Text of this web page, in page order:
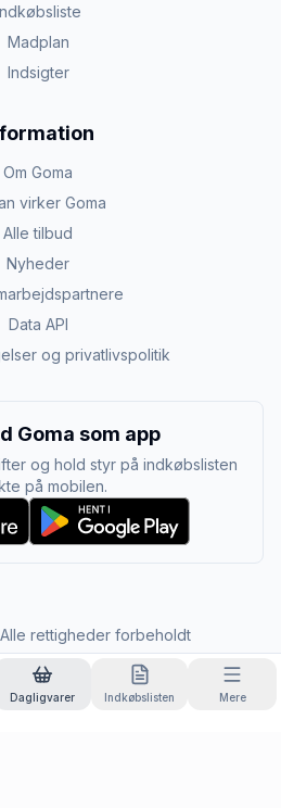
Madplan
Indsigter
Om Goma
virker Goma
Alle tilbud
Nyheder
Data API
og privatlivspolitik
Goma som app
og hold styr på indkøbslisten
på mobilen.
rettigheder forbeholdt
Dagligvarer Indkøbslisten Mere